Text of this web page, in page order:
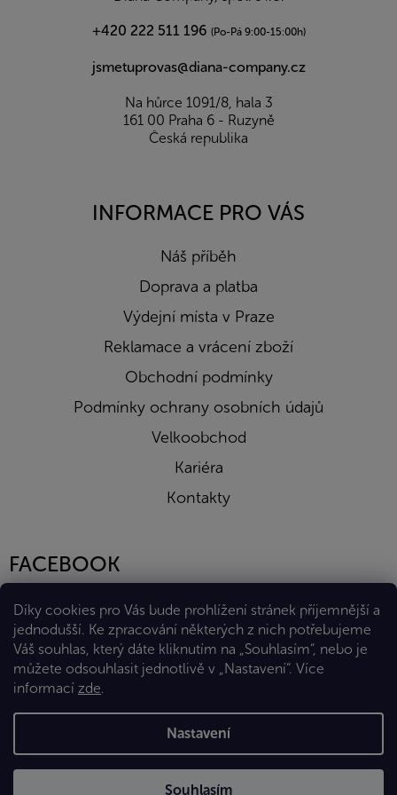
Díky cookies pro Vás bude prohlížení stránek příjemnější a
jednodušší. Ke zpracování některých z nich potřebujeme
Váš souhlas, který dáte kliknutím na „Souhlasím“, nebo je
můžete odsouhlasit jednotlivě v „Nastavení“. Více
informací zde.
Nastavení
Souhlasím
+420 222 511 196 (Po-Pá 9:00-15:00h)
jsmetuprovas@diana-company.cz
Na hůrce 1091/8, hala 3
161 00 Praha 6 - Ruzyně
Česká republika
INFORMACE PRO VÁS
Náš příběh
Doprava a platba
Výdejní místa v Praze
Reklamace a vrácení zboží
Obchodní podmínky
Podmínky ochrany osobních údajů
Velkoobchod
Kariéra
Kontakty
FACEBOOK
Vytvořil Shoptet Premium
Copyright 2026Eshop Diana Company, spol. s r.o.. Všechna
práva vyhrazena.